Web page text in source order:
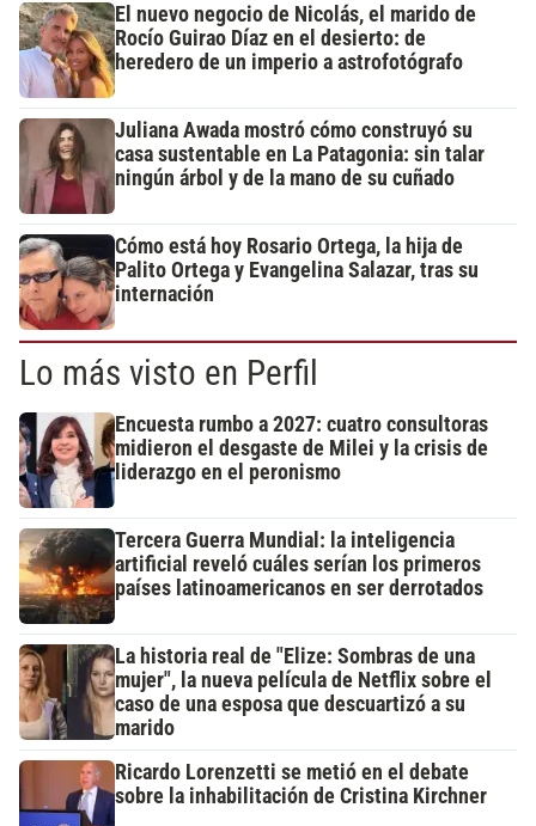
El nuevo negocio de Nicolás, el marido de
Rocío Guirao Díaz en el desierto: de
heredero de un imperio a astrofotógrafo
Juliana Awada mostró cómo construyó su
casa sustentable en La Patagonia: sin talar
ningún árbol y de la mano de su cuñado
Cómo está hoy Rosario Ortega, la hija de
Palito Ortega y Evangelina Salazar, tras su
internación
Lo más visto en Perfil
Encuesta rumbo a 2027: cuatro consultoras
midieron el desgaste de Milei y la crisis de
liderazgo en el peronismo
Tercera Guerra Mundial: la inteligencia
artificial reveló cuáles serían los primeros
países latinoamericanos en ser derrotados
La historia real de "Elize: Sombras de una
mujer", la nueva película de Netflix sobre el
caso de una esposa que descuartizó a su
marido
Ricardo Lorenzetti se metió en el debate
sobre la inhabilitación de Cristina Kirchner